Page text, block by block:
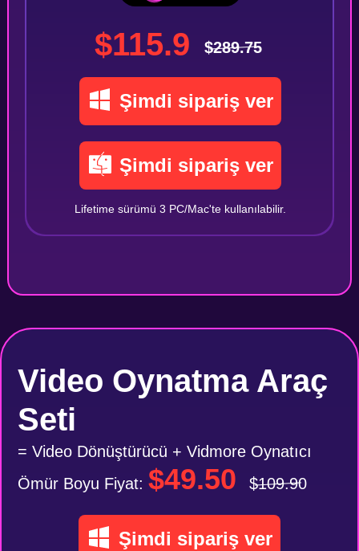
$115.9 $289.75
Şimdi sipariş ver
Şimdi sipariş ver
Lifetime sürümü 3 PC/Mac'te kullanılabilir.
Video Oynatma Araç
Seti
= Video Dönüştürücü + Vidmore Oynatıcı
Ömür Boyu Fiyat: $49.50 $109.90
Şimdi sipariş ver